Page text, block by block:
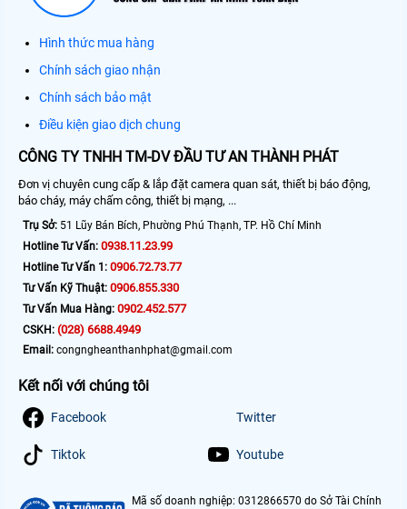
Hình thức mua hàng
Chính sách giao nhận
Chính sách bảo mật
Điều kiện giao dịch chung
CÔNG TY TNHH TM-DV ĐẦU TƯ AN THÀNH PHÁT
Đơn vị chuyên cung cấp & lắp đặt camera quan sát, thiết bị báo động,
báo cháy, máy chấm công, thiết bị mạng, ...
Trụ Sở: 51 Lũy Bán Bích, Phường Phú Thạnh, TP. Hồ Chí Minh
Hotline Tư Vấn: 0938.11.23.99
Hotline Tư Vấn 1: 0906.72.73.77
Tư Vấn Kỹ Thuật: 0906.855.330
Tư Vấn Mua Hàng: 0902.452.577
CSKH: (028) 6688.4949
Email: congngheanthanhphat@gmail.com
Kết nối với chúng tôi
Facebook Twitter
Tiktok Youtube
Mã số doanh nghiệp: 0312866570 do Sở Tài Chính